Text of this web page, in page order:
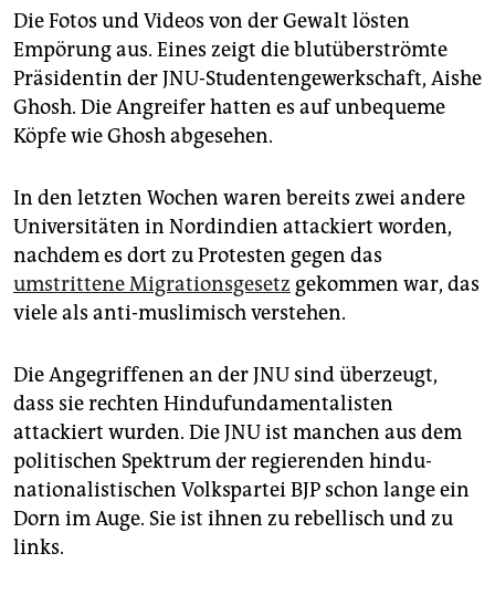
Die Fotos und Videos von der Gewalt lösten
Empörung aus. Eines zeigt die blutüberströmte
Präsidentin der JNU-Studentengewerkschaft, Aishe
Ghosh. Die Angreifer hatten es auf unbequeme
Köpfe wie Ghosh abgesehen.
In den letzten Wochen waren bereits zwei andere
Universitäten in Nordindien attackiert worden,
nachdem es dort zu Protesten gegen das
umstrittene Migrationsgesetz gekommen war, das
viele als anti-muslimisch verstehen.
Die Angegriffenen an der JNU sind überzeugt,
dass sie rechten Hindufundamentalisten
attackiert wurden. Die JNU ist manchen aus dem
politischen Spektrum der regierenden hindu­
nationalistischen Volkspartei BJP schon lange ein
Dorn im Auge. Sie ist ihnen zu rebellisch und zu
links.